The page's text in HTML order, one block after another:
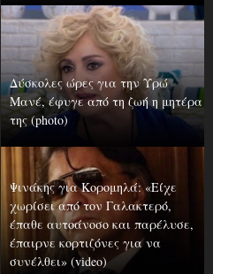
Δύσκολες ώρες για την Υρώ
Μανέ, έφυγε από τη ζωή η μητέρα
της (photo)
Ψινάκης για Κορομηλά: «Είχε
χωρίσει από τον Γαλακτερό,
έπαθε αυτοάνοσο και παρέλυσε,
έπαιρνε κορτιζόνες για να
συνέλθει» (video)